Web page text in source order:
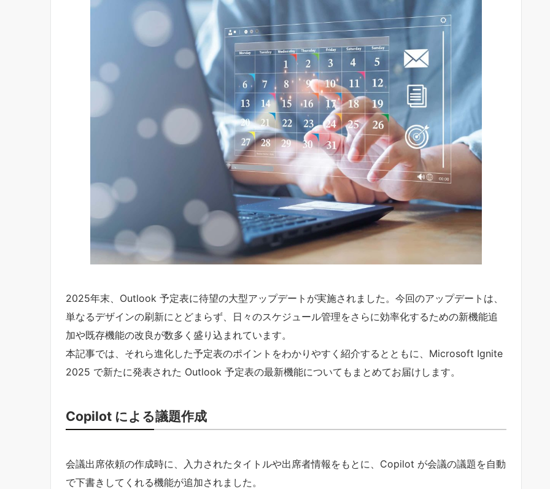
2025年末、Outlook 予定表に待望の大型アップデートが実施されました。今回のアップデートは、
単なるデザインの刷新にとどまらず、日々のスケジュール管理をさらに効率化するための新機能追
加や既存機能の改良が数多く盛り込まれています。
本記事では、それら進化した予定表のポイントをわかりやすく紹介するとともに、Microsoft Ignite
2025 で新たに発表された Outlook 予定表の最新機能についてもまとめてお届けします。
Copilot による議題作成
会議出席依頼の作成時に、入力されたタイトルや出席者情報をもとに、Copilot が会議の議題を自動
で下書きしてくれる機能が追加されました。